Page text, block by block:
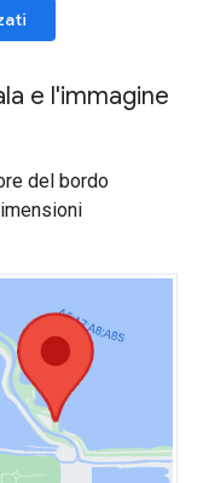
e l'immagine
del bordo